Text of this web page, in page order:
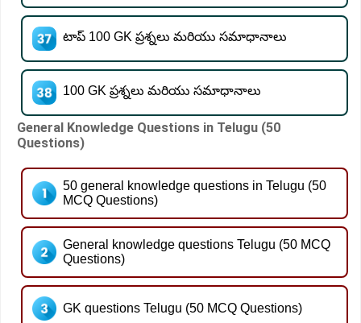
టాప్ 100 GK ప్రశ్నలు మరియు సమాధానాలు
100 GK ప్రశ్నలు మరియు సమాధానాలు
General Knowledge Questions in Telugu (50
Questions)
50 general knowledge questions in Telugu (50
MCQ Questions)
General knowledge questions Telugu (50 MCQ
Questions)
GK questions Telugu (50 MCQ Questions)